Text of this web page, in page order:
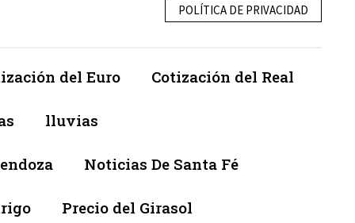
POLÍTICA DE PRIVACIDAD
del Euro Cotización del Real
lluvias
Noticias De Santa Fé
Precio del Girasol